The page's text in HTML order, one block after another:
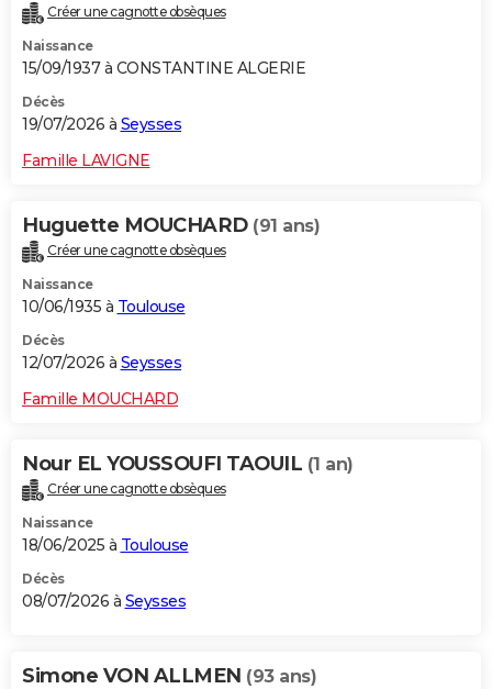
Carte de Noël
Carte Bonne année
Carte Saint-Valentin
Carte Pâques
Carte d'anniversaire
DICTIONNAIRE
Dictionnaire
Biographies
Citations
Expressions
Proverbes
PROGRAMME TV
COPAINS D'AVANT
S'inscrire
Se connecter
Lycées
Collèges
Primaires
Universités
Entreprises
Service militaire
Avis de recherche
AVIS DE DÉCÈS
Bricolage
Lifestyle
Culture
Sport
Auto
Television
Voyage
Cinema
Créer une cagnotte obsèques
Naissance
15/09/1937 à CONSTANTINE ALGERIE
Décès
19/07/2026 à Seysses
Famille LAVIGNE
Huguette MOUCHARD (91 ans)
Créer une cagnotte obsèques
Naissance
10/06/1935 à Toulouse
Décès
12/07/2026 à Seysses
Famille MOUCHARD
Nour EL YOUSSOUFI TAOUIL (1 an)
Créer une cagnotte obsèques
Naissance
18/06/2025 à Toulouse
Décès
08/07/2026 à Seysses
Simone VON ALLMEN (93 ans)